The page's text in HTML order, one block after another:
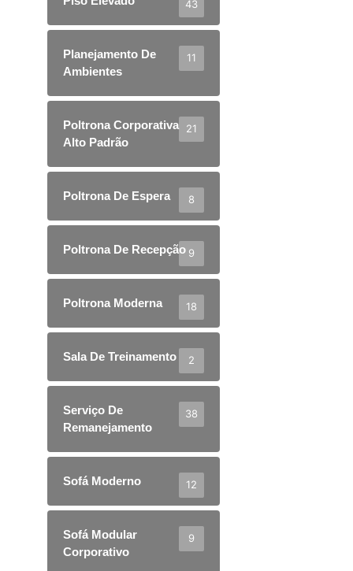
43
Planejamento De
Ambientes
11
Poltrona Corporativa
Alto Padrão
21
Poltrona De Espera 8
Poltrona De Recepção 9
Poltrona Moderna 18
Sala De Treinamento 2
Serviço De
Remanejamento
38
Sofá Moderno 12
Sofá Modular
Corporativo
9